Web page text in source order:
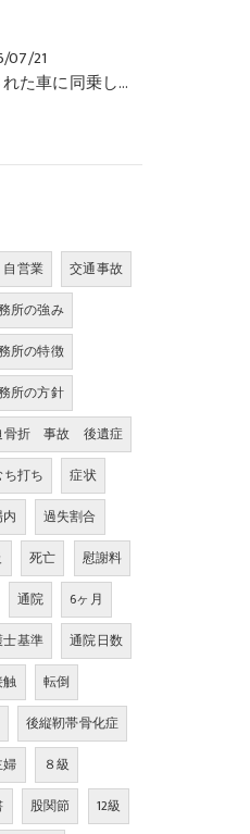
07/21
追突された車に同乗していた幼児が、数週間の経過観察の後、裁判所の基準で人損の賠償金を獲得した事案｜たおく法律事務所
自営業
交通事故
所の強み
所の特徴
所の方針
骨折 事故 後遺症
ち打ち
症状
過失割合
死亡
慰謝料
通院
6ヶ月
基準
通院日数
転倒
後縦靭帯骨化症
８級
股関節
12級